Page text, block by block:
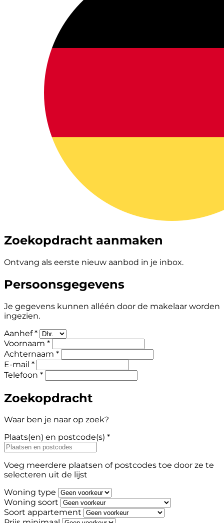
Zoekopdracht aanmaken
Ontvang als eerste nieuw aanbod in je inbox.
Persoonsgegevens
Je gegevens kunnen alléén door de makelaar worden
ingezien.
Aanhef *
Voornaam *
Achternaam *
E-mail *
Telefoon *
Zoekopdracht
Waar ben je naar op zoek?
Plaats(en) en postcode(s) *
Voeg meerdere plaatsen of postcodes toe door ze te
selecteren uit de lijst
Woning type
Woning soort
Soort appartement